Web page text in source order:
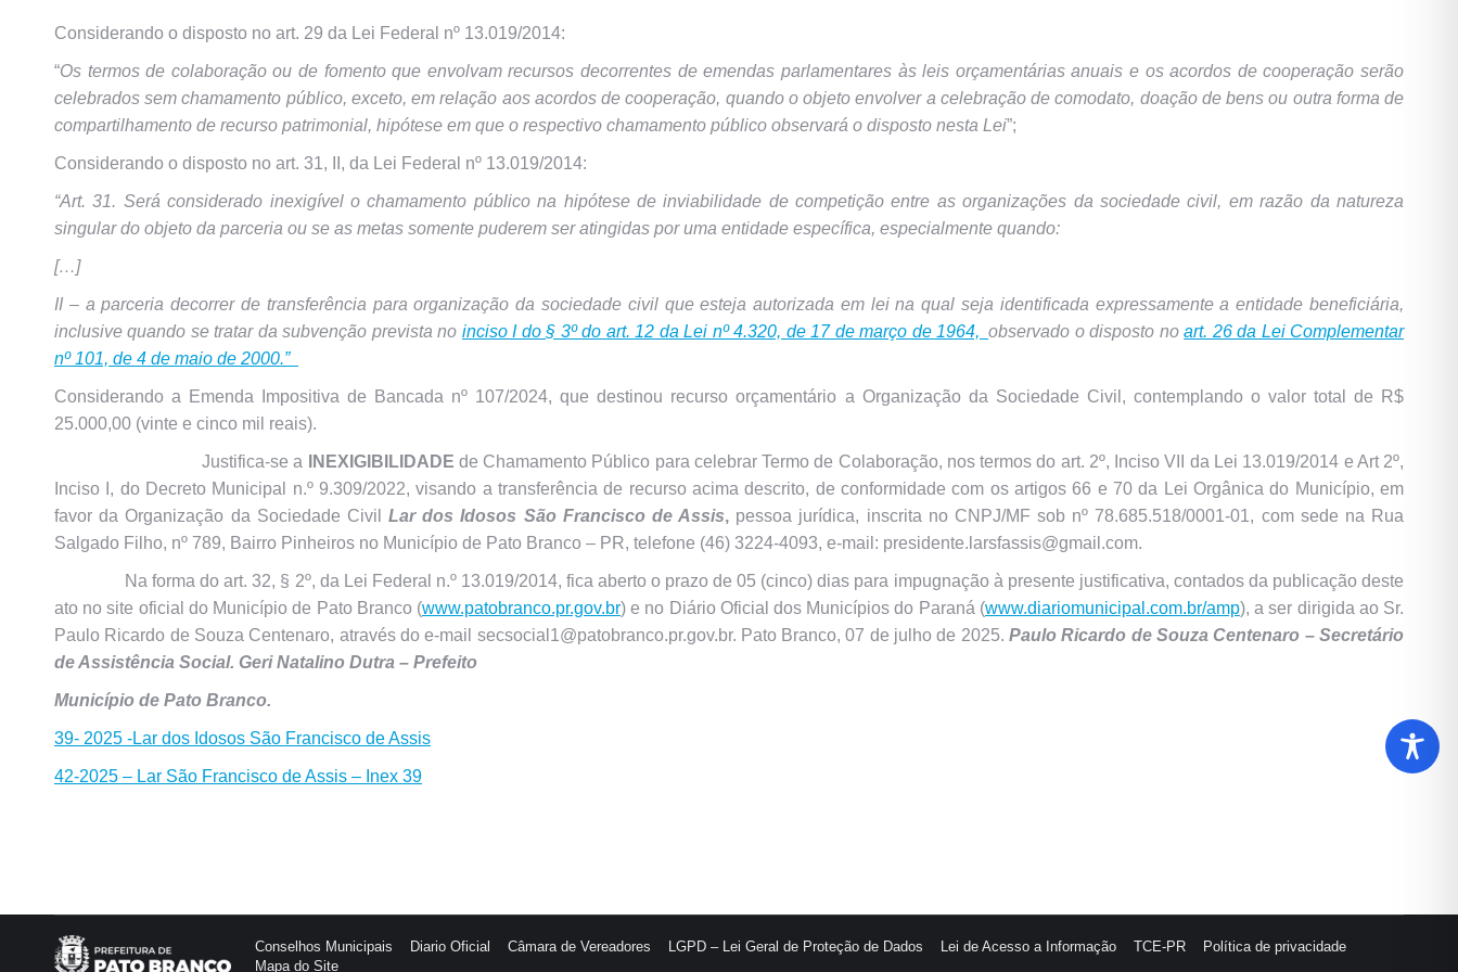
Considerando o disposto no art. 29 da Lei Federal nº 13.019/2014:
“Os termos de colaboração ou de fomento que envolvam recursos decorrentes de emendas parlamentares às leis orçamentárias anuais e os acordos de cooperação serão
celebrados sem chamamento público, exceto, em relação aos acordos de cooperação, quando o objeto envolver a celebração de comodato, doação de bens ou outra forma de
compartilhamento de recurso patrimonial, hipótese em que o respectivo chamamento público observará o disposto nesta Lei”;
Considerando o disposto no art. 31, II, da Lei Federal nº 13.019/2014:
“Art. 31. Será considerado inexigível o chamamento público na hipótese de inviabilidade de competição entre as organizações da sociedade civil, em razão da natureza
singular do objeto da parceria ou se as metas somente puderem ser atingidas por uma entidade específica, especialmente quando:
[…]
II – a parceria decorrer de transferência para organização da sociedade civil que esteja autorizada em lei na qual seja identificada expressamente a entidade beneficiária,
inclusive quando se tratar da subvenção prevista no inciso I do § 3º do art. 12 da Lei nº 4.320, de 17 de março de 1964,observado o disposto noart. 26 da Lei Complementar
nº 101, de 4 de maio de 2000.”
Considerando a Emenda Impositiva de Bancada nº 107/2024, que destinou recurso orçamentário a Organização da Sociedade Civil, contemplando o valor total de R$
25.000,00 (vinte e cinco mil reais).
Justifica-se a INEXIGIBILIDADE de Chamamento Público para celebrar Termo de Colaboração, nos termos do art. 2º, Inciso VII da Lei 13.019/2014 e Art 2º,
Inciso I, do Decreto Municipal n.º 9.309/2022, visando a transferência de recurso acima descrito, de conformidade com os artigos 66 e 70 da Lei Orgânica do Município, em
favor da Organização da Sociedade Civil Lar dos Idosos São Francisco de Assis, pessoa jurídica, inscrita no CNPJ/MF sob nº 78.685.518/0001-01, com sede na Rua
Salgado Filho, nº 789, Bairro Pinheiros no Município de Pato Branco – PR, telefone (46) 3224-4093, e-mail: presidente.larsfassis@gmail.com.
Na forma do art. 32, § 2º, da Lei Federal n.º 13.019/2014, fica aberto o prazo de 05 (cinco) dias para impugnação à presente justificativa, contados da publicação deste
ato no site oficial do Município de Pato Branco (www.patobranco.pr.gov.br) e no Diário Oficial dos Municípios do Paraná (www.diariomunicipal.com.br/amp), a ser dirigida ao Sr.
Paulo Ricardo de Souza Centenaro, através do e-mail secsocial1@patobranco.pr.gov.br. Pato Branco, 07 de julho de 2025.Paulo Ricardo de Souza Centenaro – Secretário
de Assistência Social. Geri Natalino Dutra – Prefeito
Município de Pato Branco.
39- 2025 -Lar dos Idosos São Francisco de Assis
42-2025 – Lar São Francisco de Assis – Inex 39
Conselhos Municipais Diario Oficial Câmara de Vereadores LGPD – Lei Geral de Proteção de Dados Lei de Acesso a Informação TCE-PR
Política de privacidade
Mapa do Site